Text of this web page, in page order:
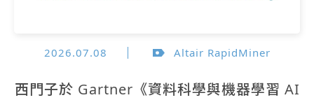
2026.07.08 Altair RapidMiner
西門子於 Gartner《資料科學與機器學習 AI